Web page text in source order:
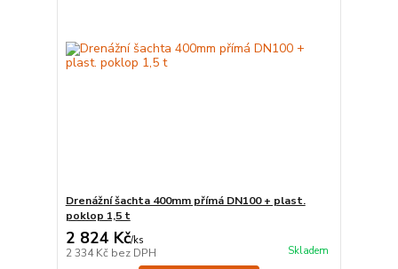
Drenážní šachta 400mm přímá DN100 + plast.
poklop 1,5 t
2 824 Kč/ks
2 334 Kč bez DPH Skladem